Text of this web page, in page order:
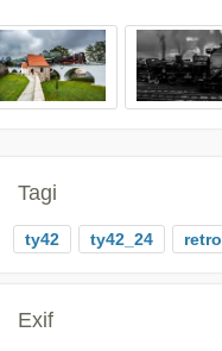
Tagi
ty42 ty42_24 retro
Exif